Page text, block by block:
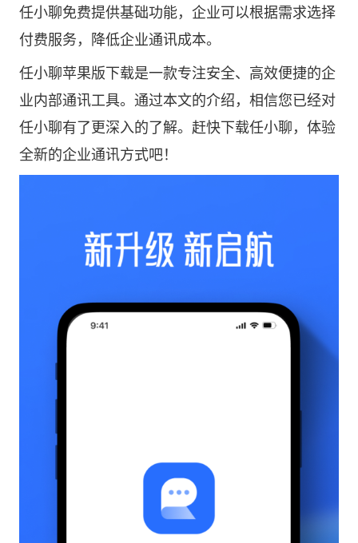
任小聊免费提供基础功能，企业可以根据需求选择
付费服务，降低企业通讯成本。
任小聊苹果版下载是一款专注安全、高效便捷的企
业内部通讯工具。通过本文的介绍，相信您已经对
任小聊有了更深入的了解。赶快下载任小聊，体验
全新的企业通讯方式吧！